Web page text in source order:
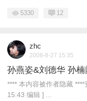
5330 12
zhc
2008-8-27 15:35
孙燕姿&刘德华 孙
**** 本内容被作者隐藏
15:43 编辑 ] ...